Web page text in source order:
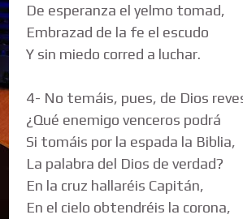
De esperanza el yelmo tomad,
Embrazad de la fe el escudo
Y sin miedo corred a luchar.
4- No temáis, pues, de Dios
¿Qué enemigo venceros podrá
Si tomáis por la espada la Biblia,
La palabra del Dios de verdad?
En la cruz hallaréis Capitán,
En el cielo obtendréis la corona,